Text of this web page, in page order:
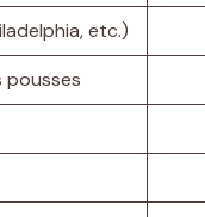
etc.)
pousses